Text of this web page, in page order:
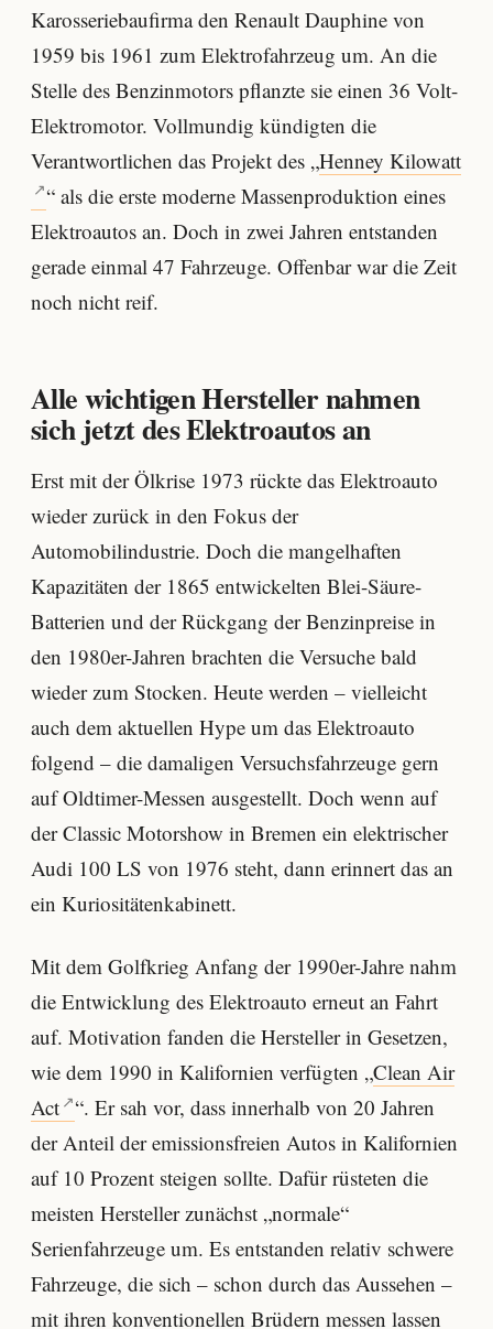
Karosseriebaufirma den Renault Dauphine von
1959 bis 1961 zum Elektrofahrzeug um. An die
Stelle des Benzinmotors pflanzte sie einen 36 Volt-
Elektromotor. Vollmundig kündigten die
Verantwortlichen das Projekt des „Henney Kilowatt
“ als die erste moderne Massenproduktion eines
Elektroautos an. Doch in zwei Jahren entstanden
gerade einmal 47 Fahrzeuge. Offenbar war die Zeit
noch nicht reif.
Alle wichtigen Hersteller nahmen
sich jetzt des Elektroautos an
Erst mit der Ölkrise 1973 rückte das Elektroauto
wieder zurück in den Fokus der
Automobilindustrie. Doch die mangelhaften
Kapazitäten der 1865 entwickelten Blei-Säure-
Batterien und der Rückgang der Benzinpreise in
den 1980er-Jahren brachten die Versuche bald
wieder zum Stocken. Heute werden – vielleicht
auch dem aktuellen Hype um das Elektroauto
folgend – die damaligen Versuchsfahrzeuge gern
auf Oldtimer-Messen ausgestellt. Doch wenn auf
der Classic Motorshow in Bremen ein elektrischer
Audi 100 LS von 1976 steht, dann erinnert das an
ein Kuriositätenkabinett.
Mit dem Golfkrieg Anfang der 1990er-Jahre nahm
die Entwicklung des Elektroauto erneut an Fahrt
auf. Motivation fanden die Hersteller in Gesetzen,
wie dem 1990 in Kalifornien verfügten „Clean Air
Act “. Er sah vor, dass innerhalb von 20 Jahren
der Anteil der emissionsfreien Autos in Kalifornien
auf 10 Prozent steigen sollte. Dafür rüsteten die
meisten Hersteller zunächst „normale“
Serienfahrzeuge um. Es entstanden relativ schwere
Fahrzeuge, die sich – schon durch das Aussehen –
mit ihren konventionellen Brüdern messen lassen